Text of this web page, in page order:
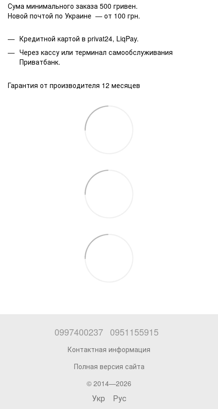
Сума минимального заказа 500 гривен.
Новой почтой по Украине — от 100 грн.
Кредитной картой в privat24, LiqPay.
Через кассу или терминал самообслуживания
Приватбанк.
Гарантия от производителя 12 месяцев
0997400237 0951155915
Контактная информация
Полная версия сайта
© 2014—2026
Укр Рус